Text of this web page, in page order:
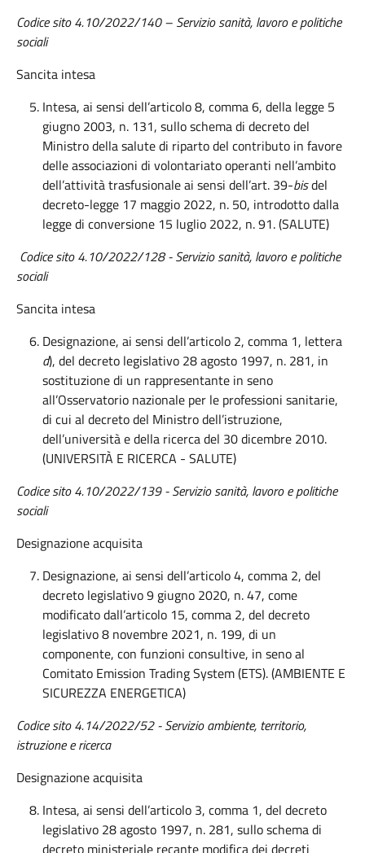
Codice sito 4.10/2022/140 – Servizio sanità, lavoro e politiche
sociali
Sancita intesa
Intesa, ai sensi dell’articolo 8, comma 6, della legge 5
giugno 2003, n. 131, sullo schema di decreto del
Ministro della salute di riparto del contributo in favore
delle associazioni di volontariato operanti nell’ambito
dell’attività trasfusionale ai sensi dell’art. 39-bisdel
decreto-legge 17 maggio 2022, n. 50, introdotto dalla
legge di conversione 15 luglio 2022, n. 91. (SALUTE)
Codice sito4.10/2022/128 - Servizio sanità, lavoro e politiche
sociali
Sancita intesa
Designazione, ai sensi dell’articolo 2, comma 1, lettera
d), del decreto legislativo 28 agosto 1997, n. 281, in
sostituzione di un rappresentante in seno
all’Osservatorio nazionale per le professioni sanitarie,
di cui al decreto del Ministro dell’istruzione,
dell’università e della ricerca del 30 dicembre 2010.
(UNIVERSITÀ E RICERCA - SALUTE)
Codice sito 4.10/2022/139 - Servizio sanità, lavoro e politiche
sociali
Designazione acquisita
Designazione, ai sensi dell’articolo 4, comma 2, del
decreto legislativo 9 giugno 2020, n. 47, come
modificato dall’articolo 15, comma 2, del decreto
legislativo 8 novembre 2021, n. 199, di un
componente, con funzioni consultive, in seno al
Comitato Emission Trading System (ETS). (AMBIENTE E
SICUREZZA ENERGETICA)
Codice sito 4.14/2022/52 - Servizio ambiente, territorio,
istruzione e ricerca
Designazione acquisita
Intesa, ai sensi dell’articolo 3, comma 1, del decreto
legislativo 28 agosto 1997, n. 281, sullo schema di
decreto ministeriale recante modifica dei decreti